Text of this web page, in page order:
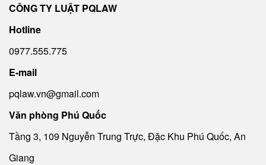
CÔNG TY LUẬT PQLAW
Hotline
0977.555.775
E-mail
pqlaw.vn@gmail.com
Văn phòng Phú Quốc
Tầng 3, 109 Nguyễn Trung Trực, Đặc Khu Phú Quốc, An
Giang